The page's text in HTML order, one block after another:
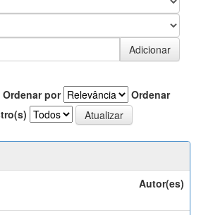
Ordenar por
Ordenar
Autor(es)